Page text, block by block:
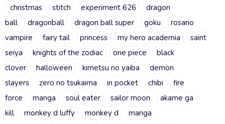
christmas stitch experiment 626
dragon
ball
dragonball dragon ball super goku
rosario
vampire
fairy tail princess my hero academia
saint
seiya
knights of the zodiac one piece
black
clover
halloween kimetsu no yaiba
demon
slayers
zero no tsukaima in pocket chibi
fire
force
manga soul eater sailor moon
akame ga
kill
monkey d luffy monkey d
manga